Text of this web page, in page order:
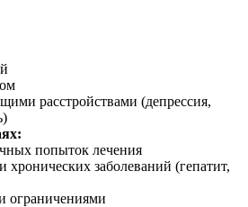
расстройствами (депрессия,
попыток лечения
заболеваний (гепатит,
ограничениями